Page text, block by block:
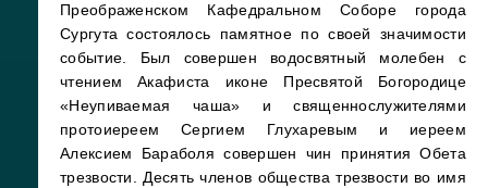
Преображенском Кафедральном Соборе города
Сургута состоялось памятное по своей значимости
событие. Был совершен водосвятный молебен с
чтением Акафиста иконе Пресвятой Богородице
«Неупиваемая чаша» и священнослужителями
протоиереем Сергием Глухаревым и иереем
Алексием Бараболя совершен чин принятия Обета
трезвости. Десять членов общества трезвости во имя